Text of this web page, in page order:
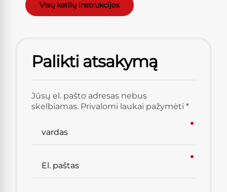
Visų katilų instrukcijos
Palikti atsakymą
Jūsų el. pašto adresas nebus
skelbiamas. Privalomi laukai pažymėti *